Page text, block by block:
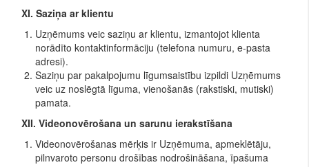
XI. Saziņa ar klientu
Uzņēmums veic saziņu ar klientu, izmantojot klienta
norādīto kontaktinformāciju (telefona numuru, e-pasta
adresi).
Saziņu par pakalpojumu līgumsaistību izpildi Uzņēmums
veic uz noslēgtā līguma, vienošanās (rakstiski, mutiski)
pamata.
XII. Videonovērošana un sarunu ierakstīšana
Videonovērošanas mērķis ir Uzņēmuma, apmeklētāju,
pilnvaroto personu drošības nodrošināšana, īpašuma